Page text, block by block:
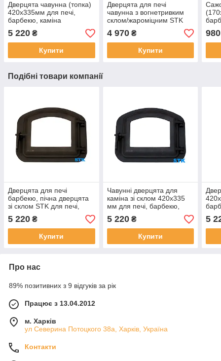
Дверцята чавунна (топка)
420х335мм для печі,
барбекю, каміна
5 220 ₴
Купити
Дверцята для печі
чавунна з вогнетривким
склом/жароміцним STK
340х300мм для печі,
барбекю, каміна
4 970₴
Купити
980
Подібні товари компанії
Дверцята для печі
барбекю, пічна дверцята
зі склом STK для печі,
5 220 ₴
Купити
Чавунні дверцята для
каміна зі склом 420х335
мм для печі, барбекю,
5 220₴
Купити
5
Про нас
89% позитивних з 9 відгуків за рік
Працює з 13.04.2012
м. Харків
ул Северина Потоцкого 38а, Харків, Україна
Контакти